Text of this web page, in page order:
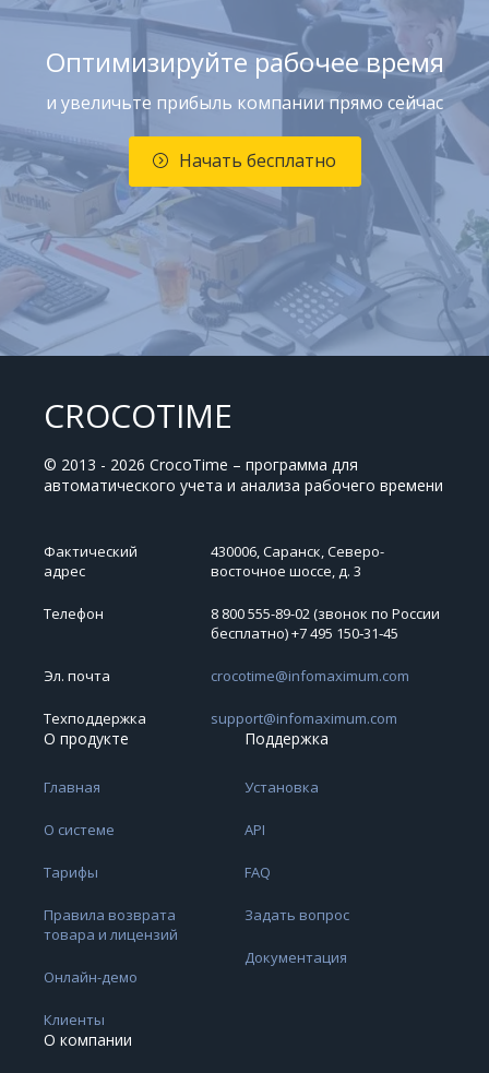
Оптимизируйте рабочее время
и увеличьте прибыль компании прямо сейчас
Начать бесплатно
CROCOTIME
© 2013 - 2026 CrocoTime – программа для
автоматического учета и анализа рабочего времени
Фактический
адрес
430006, Саранск, Северо-
восточное шоссе, д. 3
Телефон
8 800 555-89-02 (звонок по России
бесплатно) +7 495 150‑31‑45
Эл. почта crocotime@infomaximum.com
Техподдержка support@infomaximum.com
О продукте
Главная
О системе
Тарифы
Правила возврата
товара и лицензий
Онлайн-демо
Клиенты
Поддержка
Установка
API
FAQ
Задать вопрос
Документация
О компании